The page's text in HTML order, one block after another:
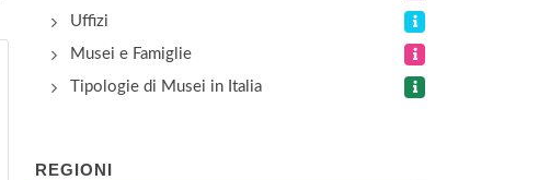
Uffizi
Musei e Famiglie
Tipologie di Musei in Italia
REGIONI